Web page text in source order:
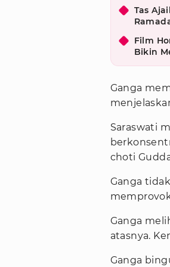
Tas
Film
Bikin
Ganga
Saraswati
choti
Ganga
Ganga
atasnya.
Ganga